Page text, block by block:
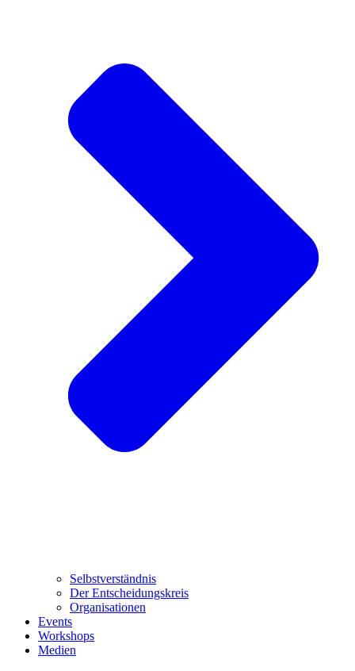
Selbstverständnis
Der Entscheidungskreis
Organisationen
Events
Workshops
Medien